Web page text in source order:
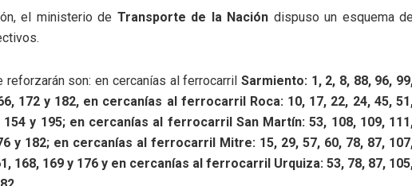
el ministerio de Transporte de la Nación dispuso un esquema de
reforzarán son: en cercanías al ferrocarril Sarmiento: 1, 2, 8, 88, 96,
172 y 182, en cercanías al ferrocarril Roca: 10, 17, 22, 24, 45,
154 y 195; en cercanías al ferrocarril San Martín: 53, 108, 109,
y 182; en cercanías al ferrocarril Mitre: 15, 29, 57, 60, 78, 87,
168, 169 y 176 y en cercanías al ferrocarril Urquiza: 53, 78, 87,